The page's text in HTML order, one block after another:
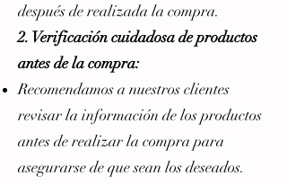
después de realizada la compra.
2. Verificación cuidadosa de productos
antes de la compra:
Recomendamos a nuestros clientes
revisar la información de los productos
antes de realizar la compra para
asegurarse de que sean los deseados.